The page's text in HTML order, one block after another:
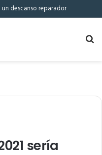
descanso reparador
sería